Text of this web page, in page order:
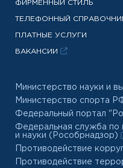
ФИРМЕННЫЙ СТИЛЬ
ТЕЛЕФОННЫЙ
ПЛАТНЫЕ УСЛУГИ
ВАКАНСИИ
Министерство науки и
Министерство спорта
Федеральный портал
Федеральная служба по
и науки (Рособрнадзор)
Противодействие
Противодействие